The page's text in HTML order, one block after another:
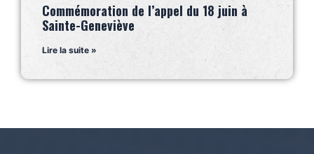
Commémoration de l’appel du 18 juin à
Sainte-Geneviève
Lire la suite »